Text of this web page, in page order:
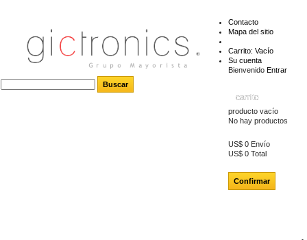
Contacto
Mapa del sitio
Carrito: Vacío
Su cuenta
Bienvenido Entrar
carrito
producto vacío
No hay productos
US$ 0 Envío
US$ 0 Total
Confirmar